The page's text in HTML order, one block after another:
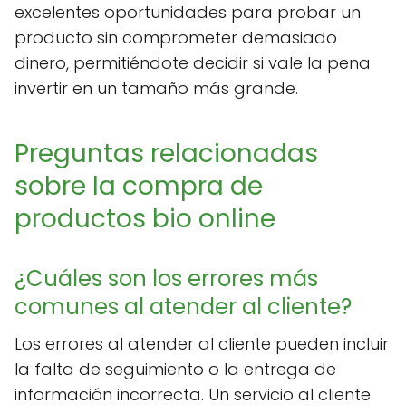
excelentes oportunidades para probar un
producto sin comprometer demasiado
dinero, permitiéndote decidir si vale la pena
invertir en un tamaño más grande.
Preguntas relacionadas
sobre la compra de
productos bio online
¿Cuáles son los errores más
comunes al atender al cliente?
Los errores al atender al cliente pueden incluir
la falta de seguimiento o la entrega de
información incorrecta. Un servicio al cliente